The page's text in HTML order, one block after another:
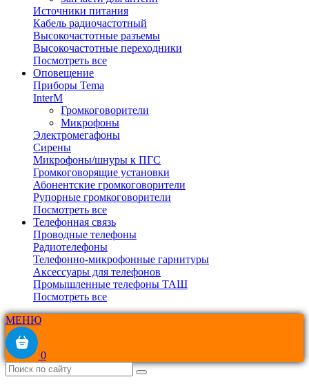
Источники питания
Кабель радиочастотный
Высокочастотные разъемы
Высокочастотные переходники
Посмотреть все
Оповещение
Приборы Tema
InterM
Громкоговорители
Микрофоны
Электромегафоны
Сирены
Микрофоны/шнуры к ПГС
Громкоговорящие установки
Абонентские громкоговорители
Рупорные громкоговорители
Посмотреть все
Телефонная связь
Проводные телефоны
Радиотелефоны
Телефонно-микрофонные гарнитуры
Аксессуары для телефонов
Промышленные телефоны ТАШ
Посмотреть все
МЕНЮ
0